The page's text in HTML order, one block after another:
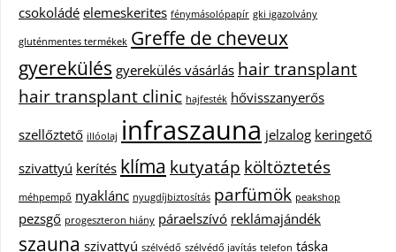
csokoládé elemeskerites fénymásolópapír gki igazolvány
gluténmentes termékek Greffe de cheveux
gyerekülés gyerekülés vásárlás hair transplant
hair transplant clinic hajfesték hővisszanyerős
szellőztető illóolaj infraszauna jelzalog keringető
szivattyú kerítés klíma kutyatáp költöztetés
méhpempő nyaklánc nyugdíjbiztosítás parfümök peakshop
pezsgő progeszteron hiány páraelszívó reklámajándék
szauna szivattyú szélvédő szélvédő javítás telefon táska